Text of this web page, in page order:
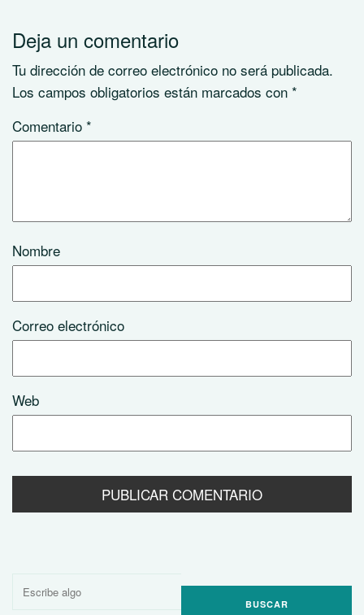
Deja un comentario
Tu dirección de correo electrónico no será publicada.
Los campos obligatorios están marcados con *
Comentario *
Nombre
Correo electrónico
Web
Buscar